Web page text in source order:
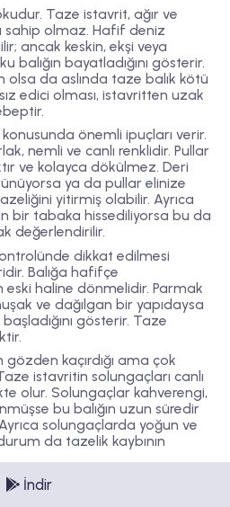
dur. Taze istavrit, ağır ve
sahip olmaz. Hafif deniz
ancak keskin, ekşi veya
balığın bayatladığını gösterir.
olsa da aslında taze balık kötü
edici olması, istavritten uzak
önemli ipuçları verir.
nemli ve canlı renklidir. Pullar
ve kolayca dökülmez. Deri
ya da pullar elinize
yitirmiş olabilir. Ayrıca
bir tabaka hissediliyorsa bu da
değerlendirilir.
dikkat edilmesi
Balığa hafifçe
eski haline dönmelidir. Parmak
ve dağılgan bir yapıdaysa
gösterir. Taze
gözden kaçırdığı ama çok
istavritin solungaçları canlı
olur. Solungaçlar kahverengi,
bu balığın uzun süredir
solungaçlarda yoğun ve
da tazelik kaybının
bulundurulmalıdır.
serin bir ortamda muhafaza
İndir